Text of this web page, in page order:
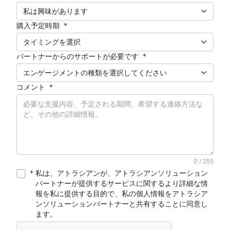
私は興味があります
購入予定時期 *
タイミングを選択
パートナーからのサポートが必要です *
エンゲージメントの種類を選択してください
コメント
*
0 / 255
私は、アトラシアンが、アトラシアンソリューションパートナ
* 私は、アトラシアンが、アトラシアンソリューション
パートナーが提供するサービスに関するより詳細な情
報を私に提供する目的で、私の個人情報をアトラシア
ンソリューションパートナーと共有することに同意し
ます。